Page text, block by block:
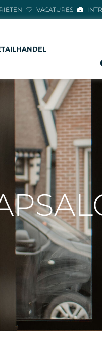
VACATURES